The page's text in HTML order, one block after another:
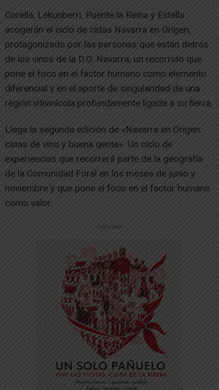
Corella, Lekunberri, Puente la Reina y Estella
acogerán el ciclo de catas Navarra en Origen,
protagonizado por las personas que están detrás
de los vinos de la D.O. Navarra, un recorrido que
pone el foco en el factor humano como elemento
diferencial y en el aporte de singularidad de una
región vitivinícola profundamente ligada a su tierra.
Llega la segunda edición de «Navarra en Origen:
catas de vino y buena gente». Un ciclo de
experiencias que recorrerá parte de la geografía
de la Comunidad Foral en los meses de junio y
noviembre y que pone el foco en el factor humano
como valor.
-- Publicidad --